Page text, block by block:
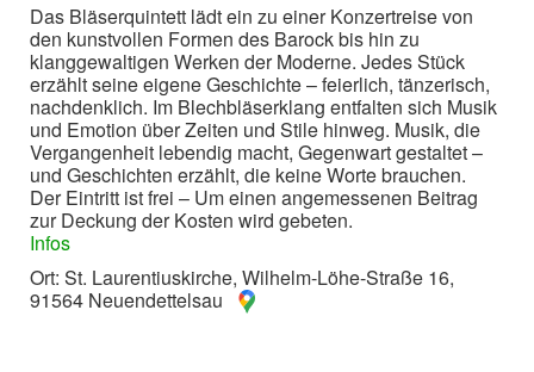
Das Bläserquintett lädt ein zu einer Konzertreise von
den kunstvollen Formen des Barock bis hin zu
klanggewaltigen Werken der Moderne. Jedes Stück
erzählt seine eigene Geschichte – feierlich, tänzerisch,
nachdenklich. Im Blechbläserklang entfalten sich Musik
und Emotion über Zeiten und Stile hinweg. Musik, die
Vergangenheit lebendig macht, Gegenwart gestaltet –
und Geschichten erzählt, die keine Worte brauchen.
Der Eintritt ist frei – Um einen angemessenen Beitrag
zur Deckung der Kosten wird gebeten.
Infos
Ort: St. Laurentiuskirche, Wilhelm-Löhe-Straße 16,
91564 Neuendettelsau